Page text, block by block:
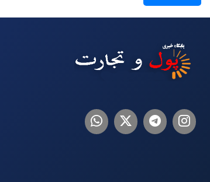
اینستاگرام
تلگرام توییترلینکدین